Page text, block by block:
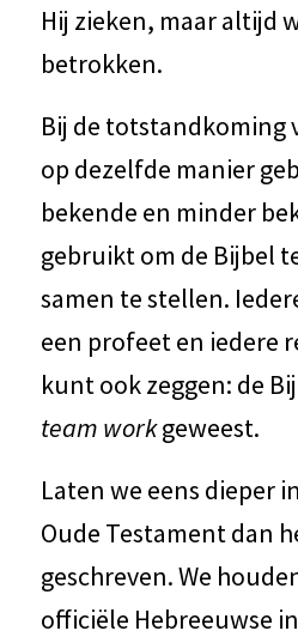
Hij zieken, maar altijd
betrokken.
Bij de totstandkoming
op dezelfde manier
bekende en minder
gebruikt om de Bijbel
samen te stellen.
een profeet en iedere
kunt ook zeggen: de
team workgeweest.
Laten we eens dieper
Oude Testament dan
geschreven. We
officiële Hebreeuwse